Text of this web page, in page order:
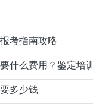
考指南攻略
什么费用？鉴定培
多少钱